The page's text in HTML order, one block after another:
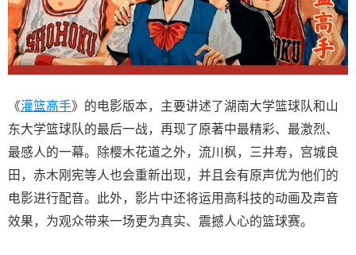
《灌篮高手》的电影版本，主要讲述了湖南大学篮球队和山
东大学篮球队的最后一战，再现了原著中最精彩、最激烈、
最感人的一幕。除樱木花道之外，流川枫，三井寿，宫城良
田，赤木刚宪等人也会重新出现，并且会有原声优为他们的
电影进行配音。此外，影片中还将运用高科技的动画及声音
效果，为观众带来一场更为真实、震撼人心的篮球赛。